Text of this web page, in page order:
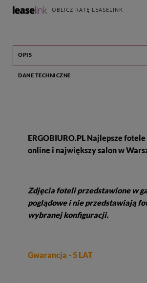
OBLICZ RATĘ LEASELINK
OPIS
DANE TECHNICZNE
ERGOBIURO.PL Najlepsze
online i największy salon w
Zdjęcia foteli przedstawione w
poglądowe i nie przedstawiają
wybranej konfiguracji.
Gwarancja - 5 LAT